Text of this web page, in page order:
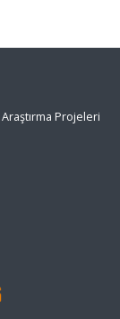
Projeleri